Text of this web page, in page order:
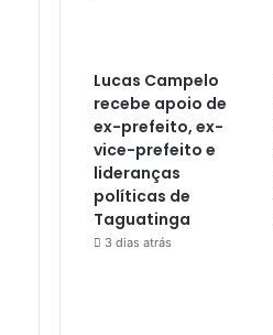
Lucas Campelo
recebe apoio de
ex-prefeito, ex-
vice-prefeito e
lideranças
políticas de
Taguatinga
3 dias atrás